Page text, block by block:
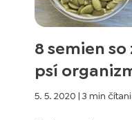
8 semien
psí
5. 5. 2020 |3 min